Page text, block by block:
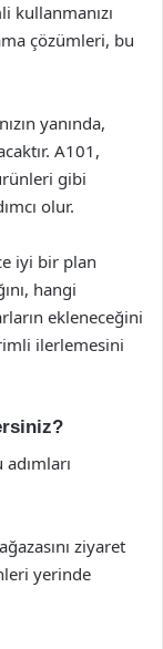
kullanmanızı
çözümleri, bu
yanında,
A101,
gibi
olur.
iyi bir plan
hangi
ekleneceğini
ilerlemesini
ziyaret
yerinde